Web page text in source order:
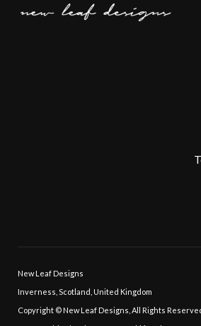
New Leaf Designs
Inverness, Scotland, United Kingdom
Copyright © New Leaf Designs, All Rights